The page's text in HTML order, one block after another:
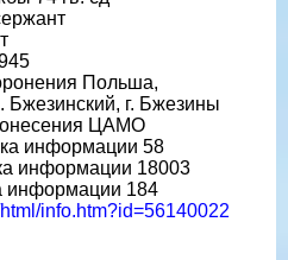
Польша,
Бжезинский, г. Бжезины
ЦАМО
информации 58
информации 18003
информации 184
info.htm?id=56140022